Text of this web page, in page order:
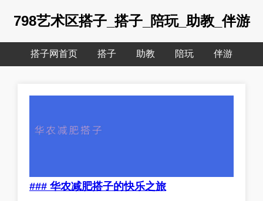
798艺术区搭子_搭子_陪玩_助教_伴游
搭子网首页 搭子 助教 陪玩 伴游
### 华农减肥搭子的快乐之旅